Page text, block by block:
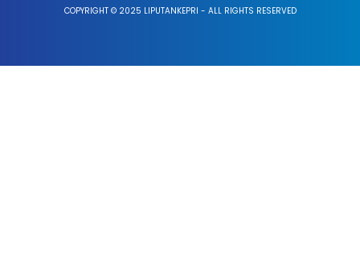
COPYRIGHT © 2025 LIPUTANKEPRI - ALL RIGHTS RESERVED